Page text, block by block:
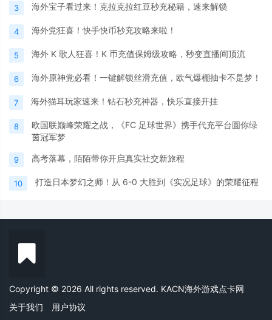
3 海外宝子看过来！克拉克拉红豆秒充秘籍，速来解锁
4 海外党狂喜！快手快币秒充攻略来啦！
5 海外 K 歌人狂喜！K 币充值保姆级攻略，秒变直播间顶流
6 海外原神党必看！一键解锁丝滑充值，欧气爆棚抽卡不是梦！
7 海外猫耳玩家速来！钻石秒充神器，快乐直接开挂
8
欧国联巅峰荣耀之战，《FC 足球世界》携手代充平台圆你绿
茵冠军梦
9 高考落幕，陌陌带你开启真实社交新旅程
10 打造日本梦幻之师！从 6-0 大胜到《实况足球》的荣耀征程
Copyright © 2026 All rights reserved. KACN海外游戏点卡网
关于我们
用户协议